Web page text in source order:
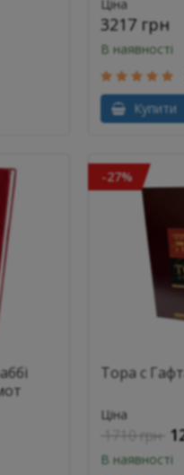
Ціна
3217 грн
В наявності
Купити
-27%
Тора с
Ціна
1710 грн
В наявності